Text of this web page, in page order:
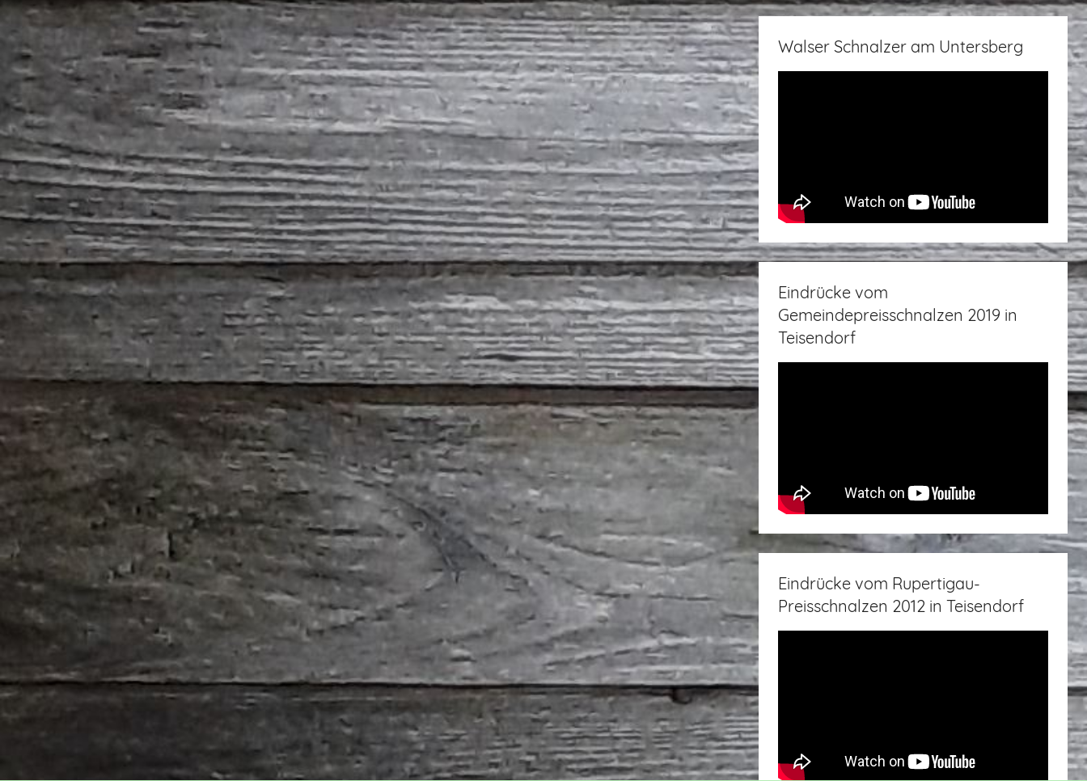
Walser Schnalzer am Untersberg
Eindrücke vom
Gemeindepreisschnalzen 2019 in
Teisendorf
Eindrücke vom Rupertigau-
Preisschnalzen 2012 in Teisendorf